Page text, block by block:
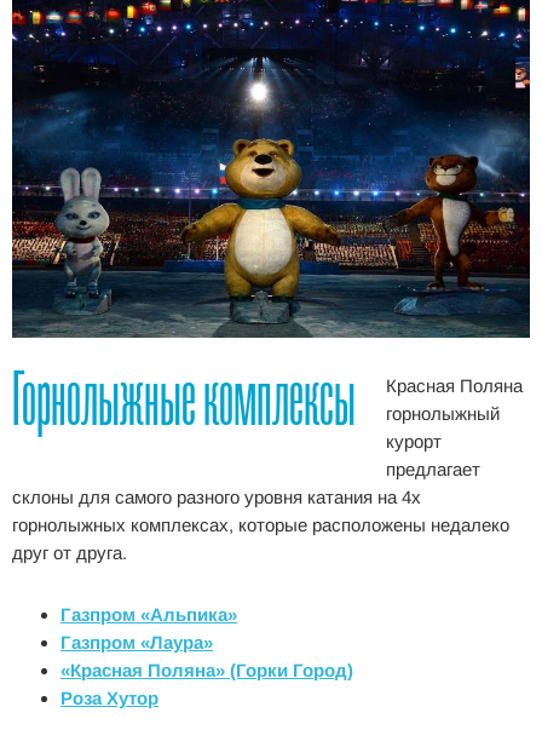
Горнолыжные комплексы
Красная Поляна
горнолыжный
курорт
предлагает
склоны для самого разного уровня катания на 4х
горнолыжных комплексах, которые расположены недалеко
друг от друга.
Газпром «Альпика»
Газпром «Лаура»
«Красная Поляна» (Горки Город)
Роза Хутор